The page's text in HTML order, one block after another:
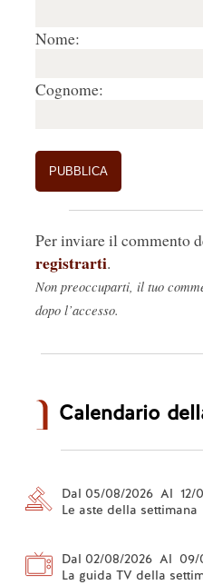
Nome:
Cognome:
Per inviare il commento
registrarti.
Non preoccuparti, il tuo
dopo l’accesso.
Calendario
Dal 05/08/2026 Al 12/
Le aste della settimana
Dal 02/08/2026 Al 09/
La guida TV della